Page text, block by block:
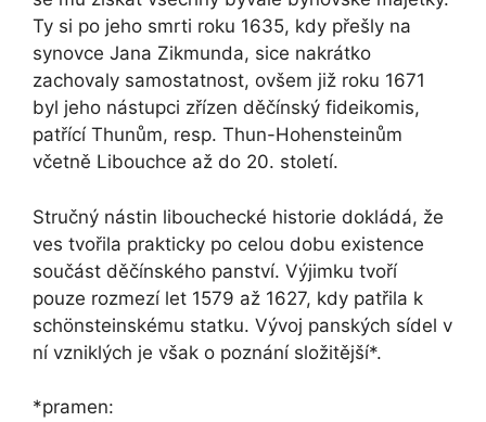
Ty si po jeho smrti roku 1635, kdy přešly na
synovce Jana Zikmunda, sice nakrátko
zachovaly samostatnost, ovšem již roku 1671
byl jeho nástupci zřízen děčínský fideikomis,
patřící Thunům, resp. Thun-Hohensteinům
včetně Libouchce až do 20. století.
Stručný nástin libouchecké historie dokládá, že
ves tvořila prakticky po celou dobu existence
součást děčínského panství. Výjimku tvoří
pouze rozmezí let 1579 až 1627, kdy patřila k
schönsteinskému statku. Vývoj panských sídel v
ní vzniklých je však o poznání složitější*.
*pramen: